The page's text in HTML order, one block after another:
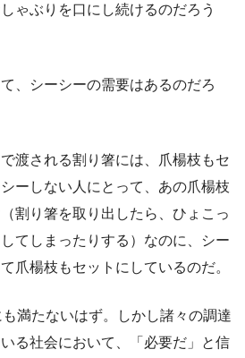
ゃぶりを口にし続けるのだろう
、シーシーの需要はあるのだろ
渡される割り箸には、爪楊枝もセ
ーしない人にとって、あの爪楊枝
割り箸を取り出したら、ひょこっ
てしまったりする）なのに、シー
爪楊枝もセットにしているのだ。
満たないはず。しかし諸々の調達
る社会において、「必要だ」と信